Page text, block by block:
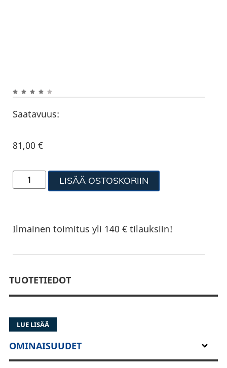
Saatavuus:
81,00€
LISÄÄ OSTOSKORIIN
Ilmainen toimitus yli 140 € tilauksiin!
TUOTETIEDOT
LUE LISÄÄ
OMINAISUUDET